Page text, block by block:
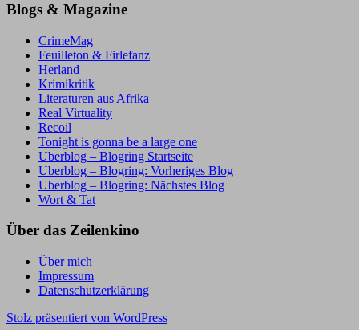
Blogs & Magazine
CrimeMag
Feuilleton & Firlefanz
Herland
Krimikritik
Literaturen aus Afrika
Real Virtuality
Recoil
Tonight is gonna be a large one
Uberblog – Blogring Startseite
Uberblog – Blogring: Vorheriges Blog
Uberblog – Blogring: Nächstes Blog
Wort & Tat
Über das Zeilenkino
Über mich
Impressum
Datenschutzerklärung
Stolz präsentiert von WordPress